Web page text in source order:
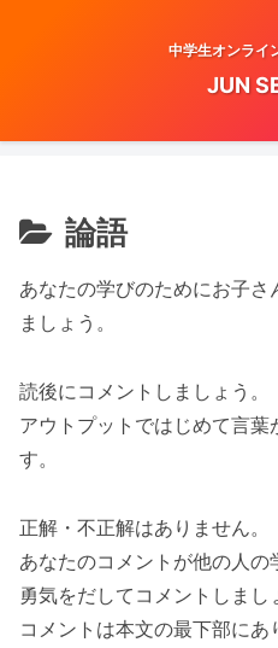
中学生オンライ
JUN
論語
あなたの学びのためにお子
ましょう。
読後にコメントしましょう。
アウトプットではじめて言葉
す。
正解・不正解はありません。
あなたのコメントが他の人の
勇気をだしてコメントしまし
コメントは本文の最下部にあ